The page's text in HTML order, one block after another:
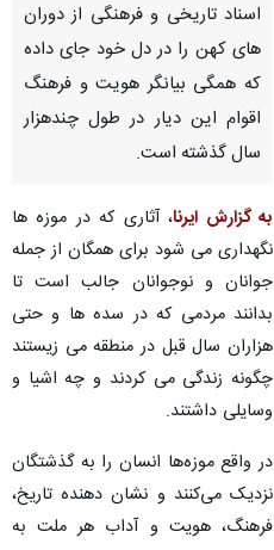
اسناد تاریخی و فرهنگی از دوران
های کهن را در دل خود جای داده
که همگی بیانگر هویت و فرهنگ
اقوام این دیار در طول چندهزار
سال گذشته است.
به گزارش ایرنا، آثاری که در موزه ها
نگهداری می شود برای همگان از جمله
جوانان و نوجوانان جالب است تا
بدانند مردمی که در سده ها و حتی
هزاران سال قبل‌ در منطقه می زیستند
چگونه زندگی می کردند و چه اشیا و
وسایلی داشتند.
در واقع موزه‏‌ها انسان را به گذشتگان
نزدیک می‏‌کنند و نشان دهنده تاریخ،
فرهنگ، هویت و آداب هر ملت به